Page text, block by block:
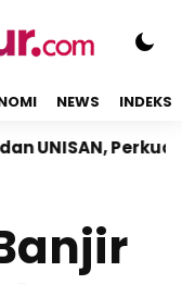
NEWS INDEKS
Perkuat